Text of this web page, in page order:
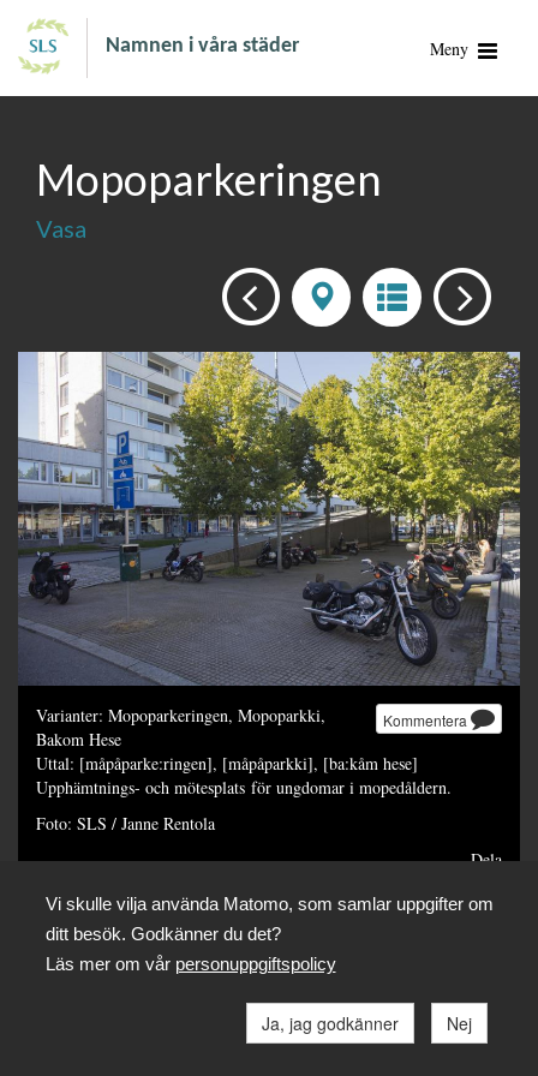
Namnen i våra städer Meny
Mopoparkeringen
Vasa
Kommentera
Varianter: Mopoparkeringen, Mopoparkki,
Bakom Hese
Uttal: [måpåparke:ringen], [måpåparkki], [ba:kåm hese]
Upphämtnings- och mötesplats för ungdomar i mopedåldern.
Foto: SLS / Janne Rentola
Dela
Vi skulle vilja använda Matomo, som samlar uppgifter om
ditt besök. Godkänner du det?
Läs mer om vår personuppgiftspolicy
Ja, jag godkänner Nej